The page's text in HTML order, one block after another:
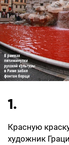
1.
Красную
художник